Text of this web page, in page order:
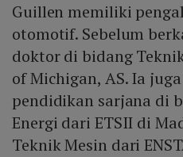
Guillen memiliki
otomotif. Sebelum
doktor di bidang
of Michigan, AS. Ia
pendidikan sarjana di
Energi dari ETSII di
Teknik Mesin dari